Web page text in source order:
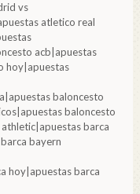
vs
atletico real
acb|apuestas
hoy|apuestas
baloncesto
baloncesto
barca
bayern
hoy|apuestas barca